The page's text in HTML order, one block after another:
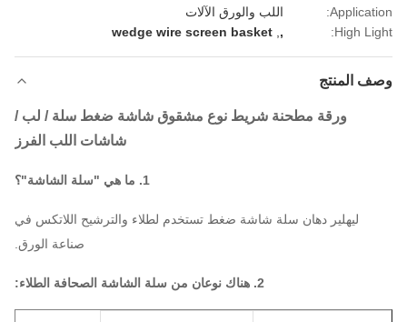
اللب والورق الآلات
High
wedge wire screen basket
المنتج
ورقة مطحنة شريط نوع مشقوق شاشة ضغط سلة / لب /
شاشات اللب الفرز
ليهلير دهان سلة شاشة ضغط تستخدم لطلاء والترشيح اللاتكس في
صناعة الورق.